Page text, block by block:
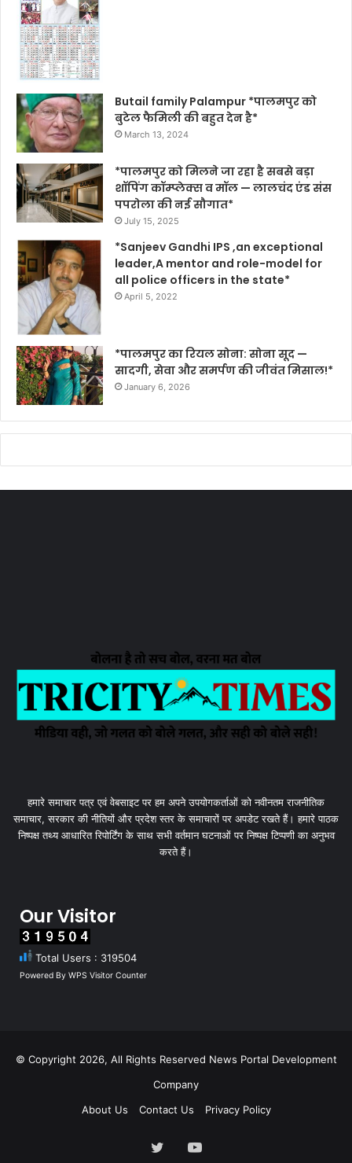
Butail family Palampur *पालमपुर को
बुटेल फैमिली की बहुत देन है*
March 13, 2024
*पालमपुर को मिलने जा रहा है सबसे बड़ा
शॉपिंग कॉम्प्लेक्स व मॉल — लालचंद एंड संस
पपरोला की नई सौगात*
July 15, 2025
*Sanjeev Gandhi IPS ,an exceptional
leader,A mentor and role-model for
all police officers in the state*
April 5, 2022
*पालमपुर का रियल सोना: सोना सूद —
सादगी, सेवा और समर्पण की जीवंत मिसाल!*
January 6, 2026
हमारे समाचार पत्र एवं वेबसाइट पर हम अपने उपयोगकर्ताओं को नवीनतम राजनीतिक
समाचार, सरकार की नीतियों और प्रदेश स्तर के समाचारों पर अपडेट रखते हैं। हमारे पाठक
निष्पक्ष तथ्य आधारित रिपोर्टिंग के साथ सभी वर्तमान घटनाओं पर निष्पक्ष टिप्पणी का अनुभव
करते हैं।
Our Visitor
Total Users : 319504
Powered By WPS Visitor Counter
© Copyright 2026, All Rights Reserved News Portal Development
Company
About Us
Contact Us Privacy Policy
TwitterYouTube